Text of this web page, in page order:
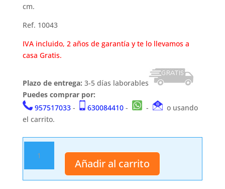
cm.
Ref. 10043
IVA incluido, 2 años de garantía y te lo llevamos a
casa Gratis.
Plazo de entrega: 3-5 días laborables
Puedes comprar por:
957517033- 630084410- -
o usando
el carrito.
funcional
10043
cantidad
Añadir al carrito